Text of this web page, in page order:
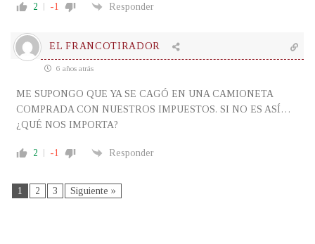
2 -1 Responder
EL FRANCOTIRADOR
6 años atrás
ME SUPONGO QUE YA SE CAGÓ EN UNA CAMIONETA
COMPRADA CON NUESTROS IMPUESTOS. SI NO ES ASÍ…
¿QUÉ NOS IMPORTA?
2 -1 Responder
1 2 3 Siguiente »